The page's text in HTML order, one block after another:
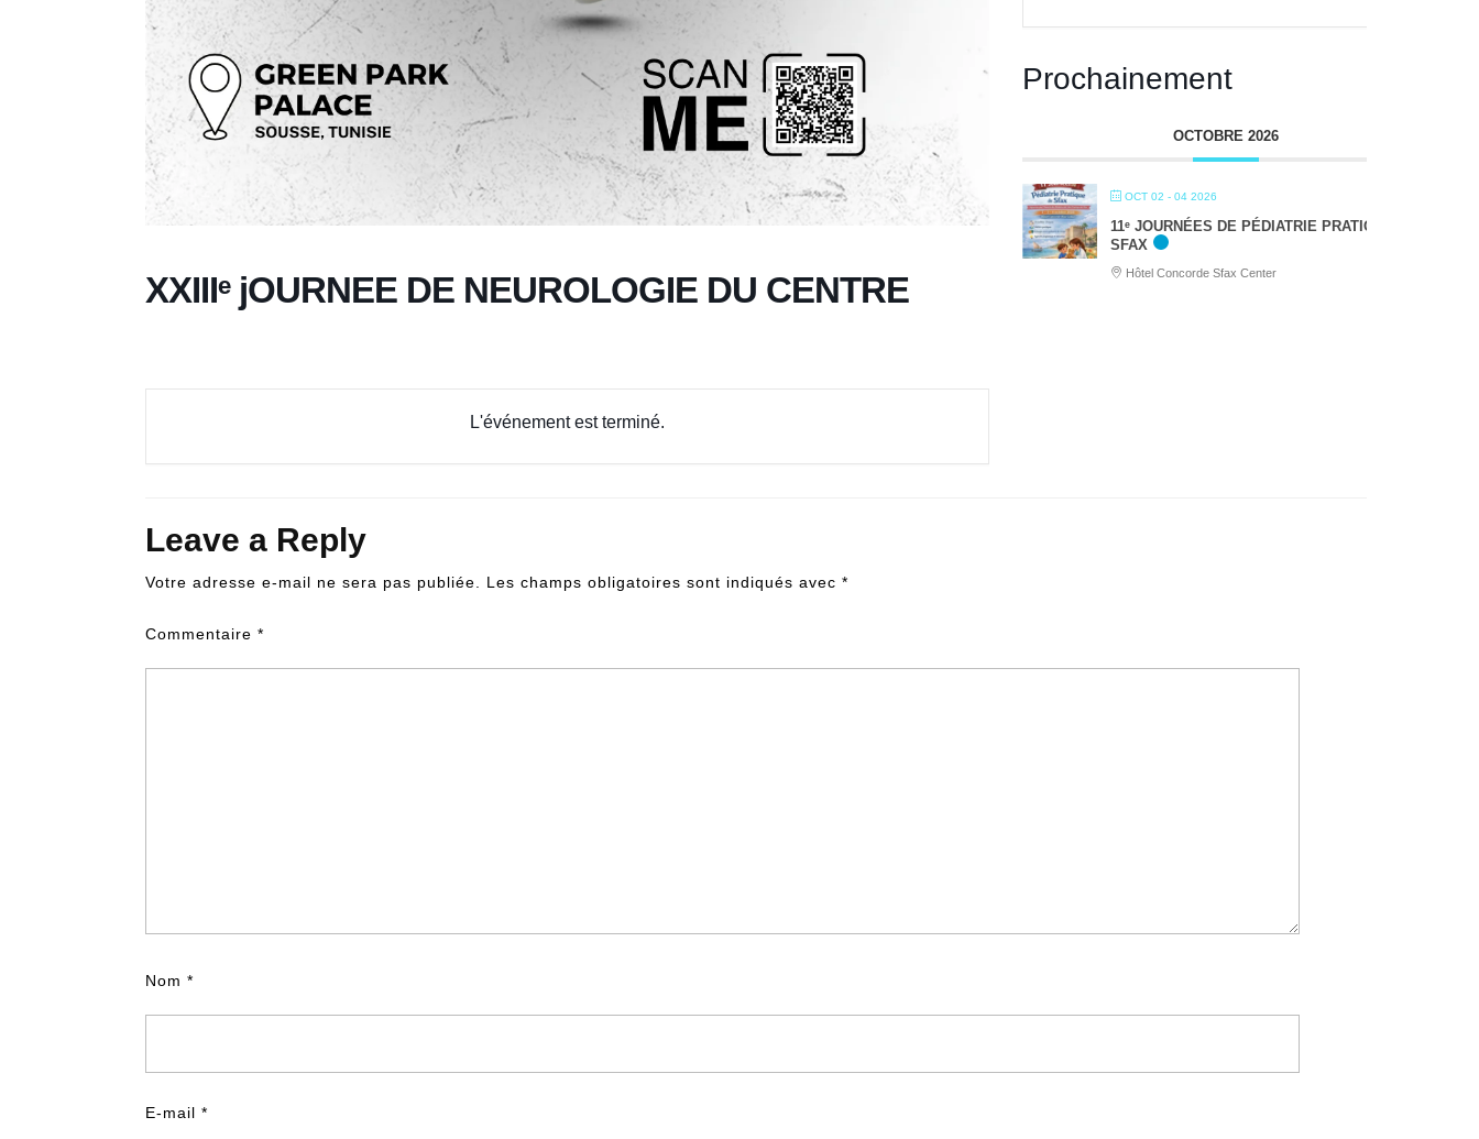
XXIIIᵉ jOURNEE DE NEUROLOGIE DU CENTRE
L'événement est terminé.
Prochainement
OCTOBRE 2026
OCT 02 - 04 2026
11ᵉ JOURNÉES DE PÉDIATRIE PRATIQUE DE
SFAX
Hôtel Concorde Sfax Center
Leave a Reply
Votre adresse e-mail ne sera pas publiée. Les champs obligatoires sont indiqués avec *
Commentaire *
Nom *
E-mail *